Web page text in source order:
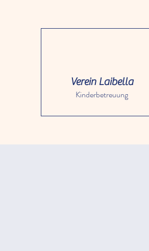
Verein Laibella
Kinderbetreuung